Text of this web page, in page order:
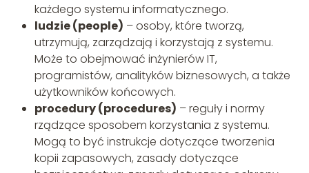
każdego systemu informatycznego.
ludzie (people) – osoby, które tworzą,
utrzymują, zarządzają i korzystają z systemu.
Może to obejmować inżynierów IT,
programistów, analityków biznesowych, a także
użytkowników końcowych.
procedury (procedures) – reguły i normy
rządzące sposobem korzystania z systemu.
Mogą to być instrukcje dotyczące tworzenia
kopii zapasowych, zasady dotyczące